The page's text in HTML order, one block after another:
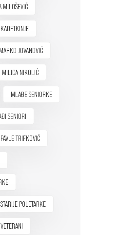
MILOŠEVIĆ
KADETKINJE
MARKO JOVANOVIĆ
MILICA NIKOLIĆ
MLAĐE SENIORKE
SENIORI
PAVLE TRIFKOVIĆ
STARIJE POLETARKE
VETERANI